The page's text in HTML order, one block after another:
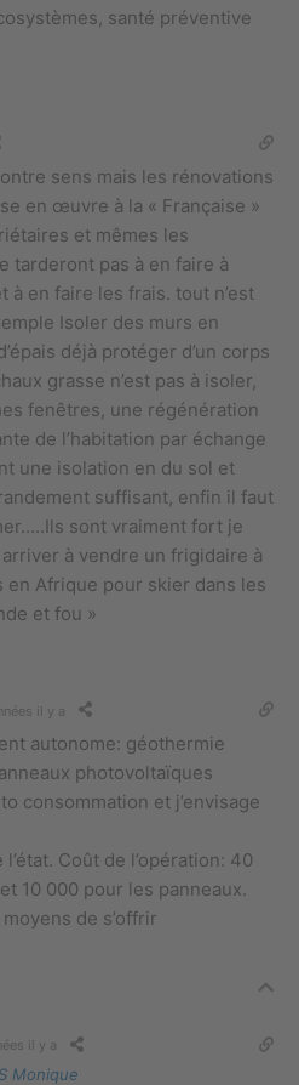
santé préventive
sens mais les rénovations
en œuvre à la « Française »
et mêmes les
tarderont pas à en faire à
à en faire les frais. tout n’est
Isoler des murs en
déjà protéger d’un corps
grasse n’est pas à isoler,
fenêtres, une régénération
de l’habitation par échange
une isolation en du sol et
suffisant, enfin il faut
sont vraiment fort je
à vendre un frigidaire à
en Afrique pour skier dans les
et fou »
il y a
autonome: géothermie
photovoltaïques
consommation et j’envisage
Coût de l’opération: 40
10 000 pour les panneaux.
de s’offrir
il y a
Monique